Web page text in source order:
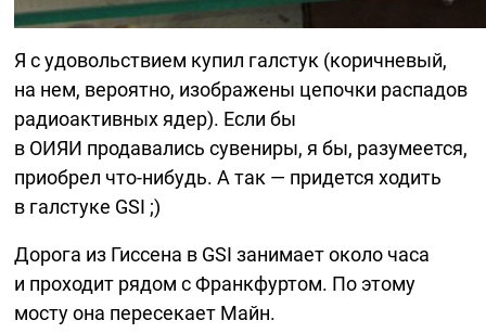
Я с удовольствием купил галстук (коричневый,
на нем, вероятно, изображены цепочки распадов
радиоактивных ядер). Если бы
в ОИЯИ продавались сувениры, я бы, разумеется,
приобрелчто-нибудь. А так — придется ходить
в галстуке GSI ;)
Дорога из Гиссена в GSI занимает около часа
и проходит рядом с Франкфуртом. По этому
мосту она пересекает Майн.